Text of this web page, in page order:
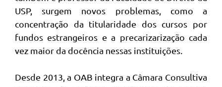
USP, surgem novos problemas, como a
concentração da titularidade dos cursos por
fundos estrangeiros e a precarizarização cada
vez maior da docência nessas instituições.
Desde 2013, a OAB integra a Câmara Consultiva